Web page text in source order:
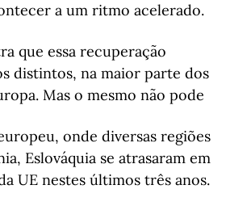
a um ritmo acelerado.
que essa recuperação
distintos, na maior parte dos
Mas o mesmo não pode
onde diversas regiões
Eslováquia se atrasaram em
UE nestes últimos três anos.